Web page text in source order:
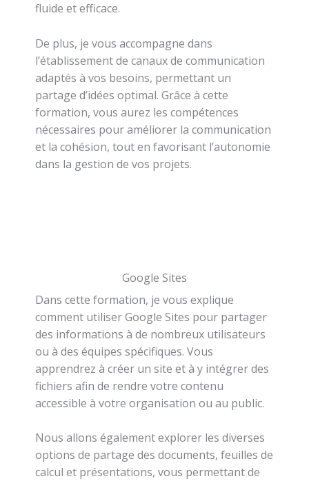
fluide et efficace.
De plus, je vous accompagne dans
l’établissement de canaux de communication
adaptés à vos besoins, permettant un
partage d’idées optimal. Grâce à cette
formation, vous aurez les compétences
nécessaires pour améliorer la communication
et la cohésion, tout en favorisant l’autonomie
dans la gestion de vos projets.
Google Sites
Dans cette formation, je vous explique
comment utiliser Google Sites pour partager
des informations à de nombreux utilisateurs
ou à des équipes spécifiques. Vous
apprendrez à créer un site et à y intégrer des
fichiers afin de rendre votre contenu
accessible à votre organisation ou au public.
Nous allons également explorer les diverses
options de partage des documents, feuilles de
calcul et présentations, vous permettant de